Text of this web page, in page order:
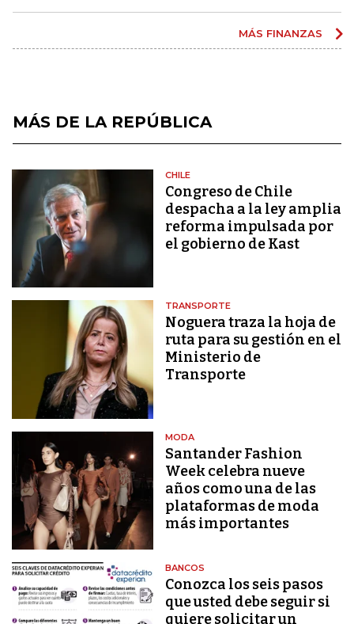
MÁS FINANZAS
MÁS DE LA REPÚBLICA
CHILE
Congreso de Chile
despacha a la ley amplia
reforma impulsada por
el gobierno de Kast
TRANSPORTE
Noguera traza la hoja de
ruta para su gestión en el
Ministerio de
Transporte
MODA
Santander Fashion
Week celebra nueve
años como una de las
plataformas de moda
más importantes
BANCOS
Conozca los seis pasos
que usted debe seguir si
quiere solicitar un